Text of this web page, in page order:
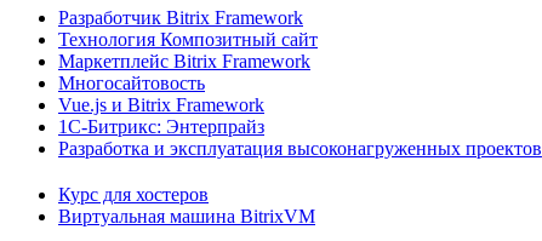
Разработчик Bitrix Framework
Технология Композитный сайт
Маркетплейс Bitrix Framework
Многосайтовость
Vue.js и Bitrix Framework
1С-Битрикс: Энтерпрайз
Разработка и эксплуатация высоконагруженных проектов
Курс для хостеров
Виртуальная машина BitrixVM